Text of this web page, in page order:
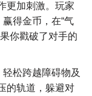
更加刺激。玩家
得金币，在“气
你戳破了对手的
轻松跨越障碍物及
的轨道，躲避对